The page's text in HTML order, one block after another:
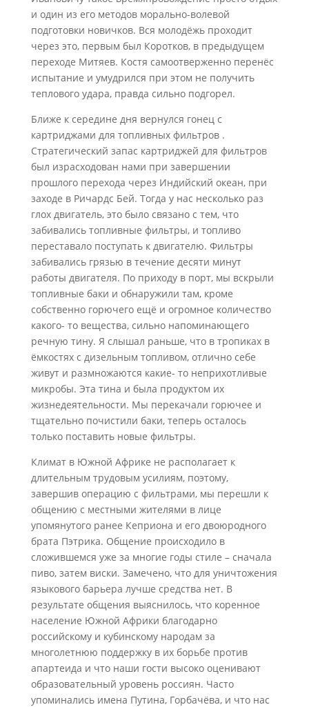
и один из его методов морально-волевой
подготовки новичков. Вся молодёжь проходит
через это, первым был Коротков, в предыдущем
переходе Митяев. Костя самоотверженно перенёс
испытание и умудрился при этом не получить
теплового удара, правда сильно подгорел.
Ближе к середине дня вернулся гонец с
картриджами для топливных фильтров .
Стратегический запас картриджей для фильтров
был израсходован нами при завершении
прошлого перехода через Индийский океан, при
заходе в Ричардс Бей. Тогда у нас несколько раз
глох двигатель, это было связано с тем, что
забивались топливные фильтры, и топливо
переставало поступать к двигателю. Фильтры
забивались грязью в течение десяти минут
работы двигателя. По приходу в порт, мы вскрыли
топливные баки и обнаружили там, кроме
собственно горючего ещё и огромное количество
какого- то вещества, сильно напоминающего
речную тину. Я слышал раньше, что в тропиках в
ёмкостях с дизельным топливом, отлично себе
живут и размножаются какие- то неприхотливые
микробы. Эта тина и была продуктом их
жизнедеятельности. Мы перекачали горючее и
тщательно почистили баки, теперь осталось
только поставить новые фильтры.
Климат в Южной Африке не располагает к
длительным трудовым усилиям, поэтому,
завершив операцию с фильтрами, мы перешли к
общению с местными жителями в лице
упомянутого ранее Кеприона и его двоюродного
брата Пэтрика. Общение происходило в
сложившемся уже за многие годы стиле – сначала
пиво, затем виски. Замечено, что для уничтожения
языкового барьера лучше средства нет. В
результате общения выяснилось, что коренное
население Южной Африки благодарно
российскому и кубинскому народам за
многолетнюю поддержку в их борьбе против
апартеида и что наши гости высоко оценивают
образовательный уровень россиян. Часто
упоминались имена Путина, Горбачёва, и что нас